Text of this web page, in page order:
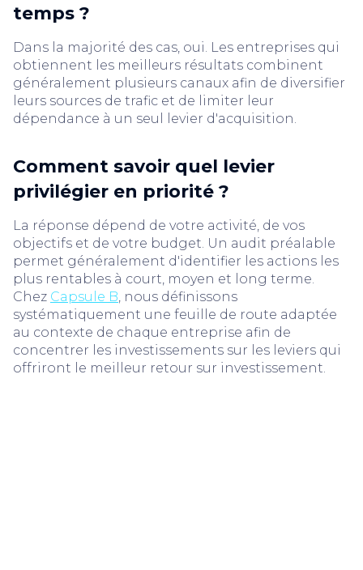
temps ?
Dans la majorité des cas, oui. Les entreprises qui
obtiennent les meilleurs résultats combinent
généralement plusieurs canaux afin de diversifier
leurs sources de trafic et de limiter leur
dépendance à un seul levier d'acquisition.
Comment savoir quel levier
privilégier en priorité ?
La réponse dépend de votre activité, de vos
objectifs et de votre budget. Un audit préalable
permet généralement d'identifier les actions les
plus rentables à court, moyen et long terme.
Chez Capsule B, nous définissons
systématiquement une feuille de route adaptée
au contexte de chaque entreprise afin de
concentrer les investissements sur les leviers qui
offriront le meilleur retour sur investissement.